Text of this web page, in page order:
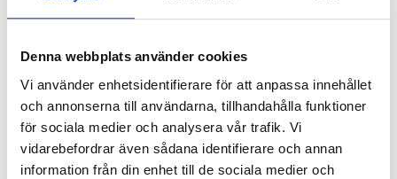
Denna webbplats använder cookies
Vi använder enhetsidentifierare för att anpassa innehållet
och annonserna till användarna, tillhandahålla funktioner
för sociala medier och analysera vår trafik. Vi
vidarebefordrar även sådana identifierare och annan
information från din enhet till de sociala medier och
Tapcooler
Counter Pressure Filler
995 kr